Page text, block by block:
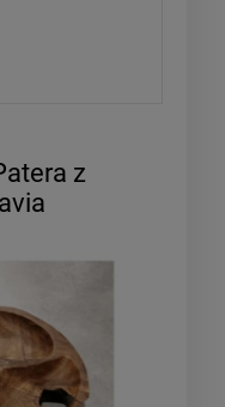
z